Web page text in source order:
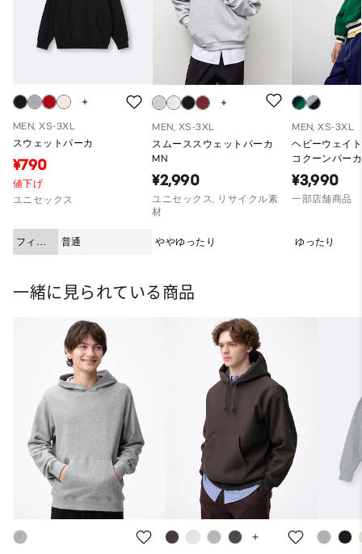
MEN, XS-3XL
スウェットパーカ
¥790
値下げ
ユニセックス
フィッ
ト
普通
MEN, XS-3XL
スムーススウェットパーカ
MN
¥2,990
ユニセックス, リサイクル素
材
ややゆったり
MEN, XS-3XL
ヘビーウェイ
コクーンパー
ー)ST（オーバ
ット）
¥3,990
一部店舗商品
ゆったり
一緒に見られている商品